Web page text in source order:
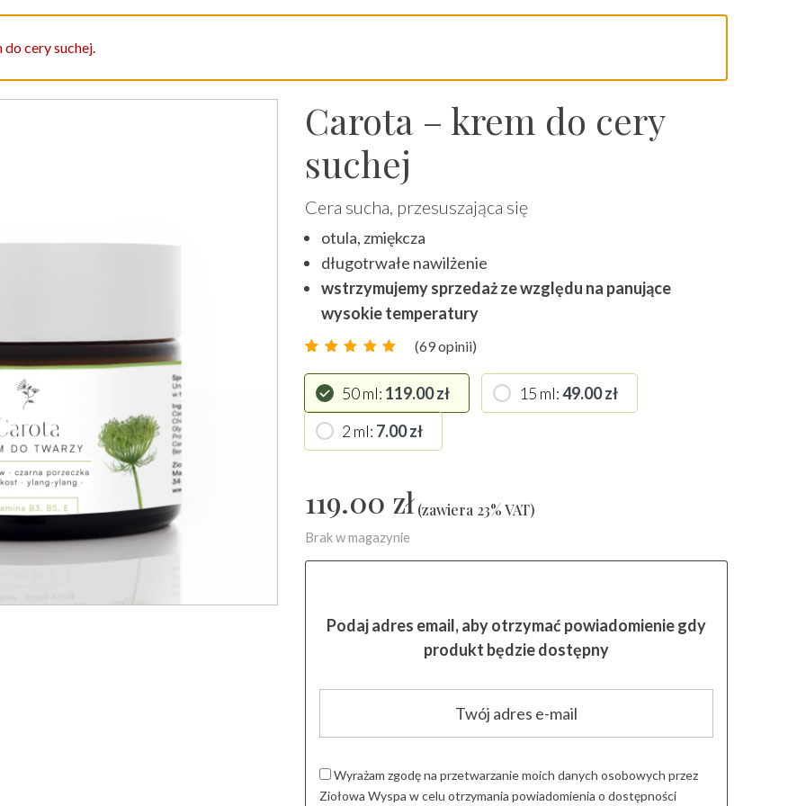
cery suchej.
Carota – krem do cery
suchej
Cera sucha, przesuszająca się
otula, zmiękcza
długotrwałe nawilżenie
wstrzymujemy sprzedaż ze względu na panujące
wysokie temperatury
(69opinii)
50 ml 119.00zł 15 ml 49.00zł
2 ml 7.00zł
119.00 zł (zawiera 23% VAT)
Brak w magazynie
Podaj adres email, aby otrzymać powiadomienie gdy
produkt będzie dostępny
Wyrażam zgodę na przetwarzanie moich danych osobowych przez
Ziołowa Wyspa w celu otrzymania powiadomienia o dostępności